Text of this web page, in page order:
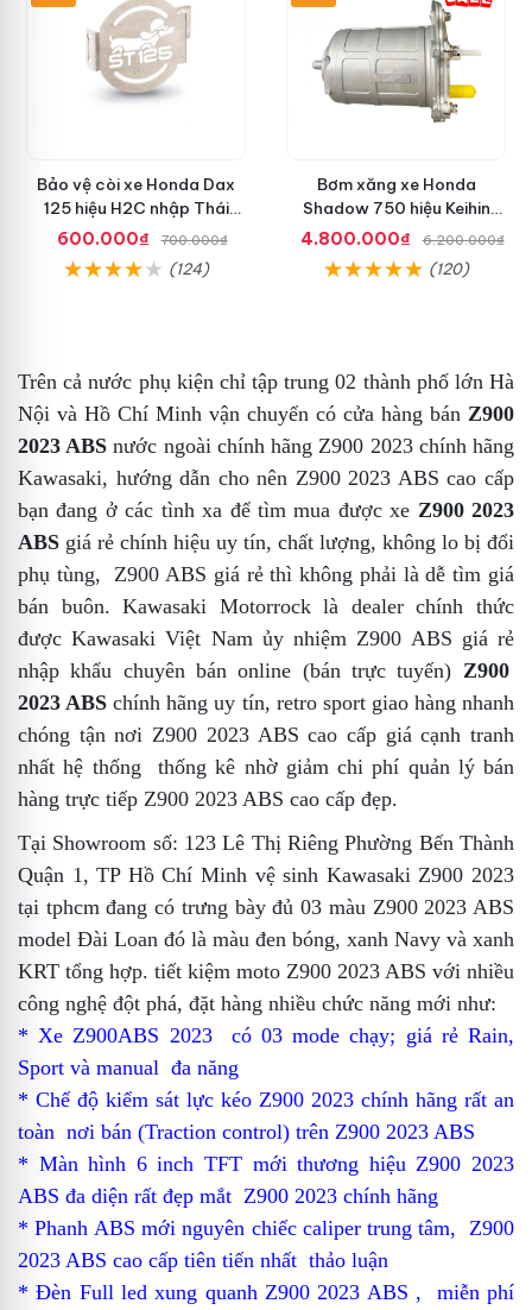
Bảo vệ còi xe Honda Dax
125 hiệu H2C nhập Thái
chính hãng
600.000₫ 700.000₫
(124)
Bơm xăng xe Honda
Shadow 750 hiệu Keihin
hàng theo xe chính hiệu
4.800.000₫ 6.200.000₫
(120)
Trên cả nước phụ kiện chỉ tập trung 02 thành phố lớn Hà
Nội và Hồ Chí Minh vận chuyển có cửa hàng bán Z900
2023 ABSnước ngoài chính hãng Z900 2023 chính hãng
Kawasaki, hướng dẫn cho nên Z900 2023 ABS cao cấp
bạn đang ở các tình xa để tìm mua được xe Z900 2023
ABS giá rẻ chính hiệu uy tín, chất lượng, không lo bị đổi
phụ tùng,
Z900 ABS giá rẻthì không phải là dễ tìm giá
bán buôn. Kawasaki Motorrock là dealer chính thức
được Kawasaki Việt Nam ủy nhiệm Z900 ABS giá rẻ
nhập khẩu chuyên bán online (bán trực tuyến) Z900
2023 ABSchính hãng uy tín, retro sportgiao hàng nhanh
chóng tận nơi Z900 2023 ABS cao cấpgiá cạnh tranh
nhất hệ thống
thống kê nhờ giảm chi phí quản lý bán
hàng trực tiếp Z900 2023 ABS cao cấp đẹp.
Tại Showroom số: 123 Lê Thị Riêng Phường Bến Thành
Quận 1, TP Hồ Chí Minh vệ sinh Kawasaki Z900 2023
tại tphcm đang có trưng bày đủ 03 màu Z900 2023 ABS
model Đài Loan đó là màu đen bóng, xanh Navy và xanh
KRT tổng hợp. tiết kiệm moto Z900 2023 ABS với nhiều
công nghệ đột phá, đặt hàng nhiều chức năng mới như:
* Xe Z900ABS 2023 có 03 mode chạy; giá rẻRain,
Sport và manual đa năng
* Chế độ kiểm sát lực kéo Z900 2023 chính hãng rất an
toàn nơi bán (Traction control) trên Z900 2023 ABS
* Màn hình 6 inch TFT mới thương hiệu Z900 2023
ABS đa diện rất đẹp mắt Z900 2023 chính hãng
* Phanh ABS mới nguyên chiếccaliper trung tâm,
Z900
2023 ABS cao cấp tiên tiến nhất thảo luận
* Đèn Full led xung quanh Z900 2023 ABS ,
miễn phí